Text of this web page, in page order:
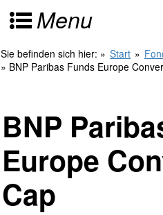
Menu
Sie befinden sich hier: » Start »
» BNP Paribas Funds Europe
BNP
Europe
Cap